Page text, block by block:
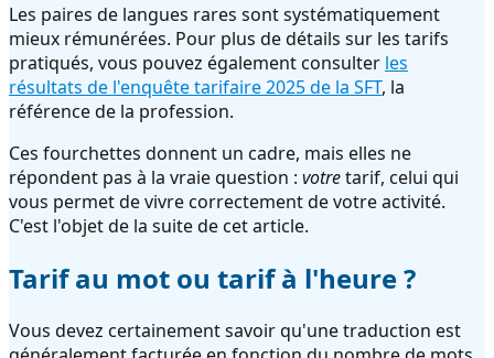
Les paires de langues rares sont systématiquement
mieux rémunérées. Pour plus de détails sur les tarifs
pratiqués, vous pouvez également consulter les
résultats de l'enquête tarifaire 2025 de la SFT, la
référence de la profession.
Ces fourchettes donnent un cadre, mais elles ne
répondent pas à la vraie question : votretarif, celui qui
vous permet de vivre correctement de votre activité.
C'est l'objet de la suite de cet article.
Tarif au mot ou tarif à l'heure ?
Vous devez certainement savoir qu'une traduction est